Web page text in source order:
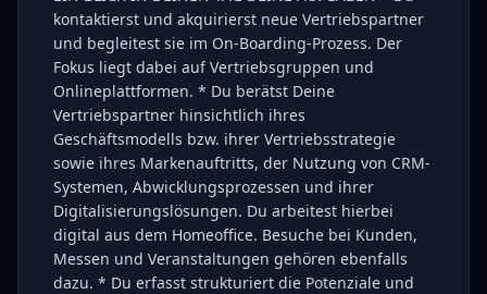
kontaktierst und akquirierst neue Vertriebspartner
und begleitest sie im On-Boarding-Prozess. Der
Fokus liegt dabei auf Vertriebsgruppen und
Onlineplattformen. * Du berätst Deine
Vertriebspartner hinsichtlich ihres
Geschäftsmodells bzw. ihrer Vertriebsstrategie
sowie ihres Markenauftritts, der Nutzung von CRM-
Systemen, Abwicklungsprozessen und ihrer
Digitalisierungslösungen. Du arbeitest hierbei
digital aus dem Homeoffice. Besuche bei Kunden,
Messen und Veranstaltungen gehören ebenfalls
dazu. * Du erfasst strukturiert die Potenziale und